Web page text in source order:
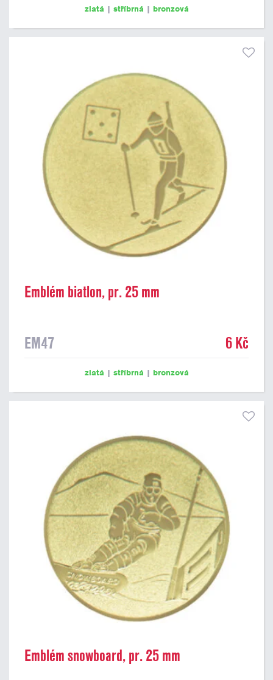
zlatá | stříbrná | bronzová
Emblém biatlon, pr. 25 mm
EM47 6 Kč
zlatá | stříbrná | bronzová
Emblém snowboard, pr. 25 mm